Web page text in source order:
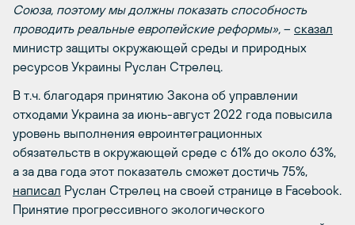
Союза, поэтому мы должны показать способность
проводить реальные европейские реформы», – сказал
министр защиты окружающей среды и природных
ресурсов Украины Руслан Стрелец.
В т.ч. благодаря принятию Закона об управлении
отходами Украина за июнь-август 2022 года повысила
уровень выполнения евроинтеграционных
обязательств в окружающей среде с 61% до около 63%,
а за два года этот показатель сможет достичь 75%,
написал Руслан Стрелец на своей странице в Facebook.
Принятие прогрессивного экологического